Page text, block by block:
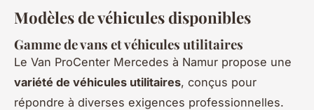
Modèles de véhicules disponibles
Gamme de vans et véhicules utilitaires
Le Van ProCenter Mercedes à Namur propose une
variété de véhicules utilitaires, conçus pour
répondre à diverses exigences professionnelles.